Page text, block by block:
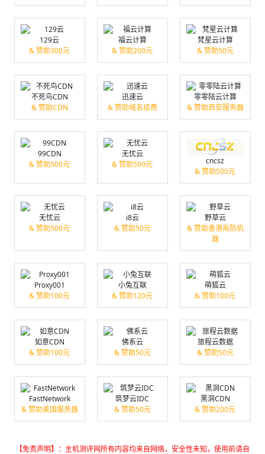
129云
& 赞助300元
福云计算
& 赞助200元
梵星云计算
& 赞助50元
不死鸟CDN
& 赞助CDN
迅速云
& 赞助域名续费
零零陆云计算
& 赞助西安服务器
99CDN
& 赞助500元
无忧云
& 赞助500元
cncsz
& 赞助500元
无忧云
& 赞助500元
i8云
& 赞助50元
野草云
& 赞助香港高防机
器
Proxy001
& 赞助100元
小兔互联
& 赞助120元
萌狐云
& 赞助100元
如意CDN
& 赞助100元
佛系云
& 赞助50元
旅程云数据
& 赞助50元
FastNetwork
& 赞助美国服务器
筑梦云IDC
& 赞助50元
黑洞CDN
& 赞助200元
【免责声明】：主机测评网所有内容均来自网络，安全性未知，使用前请自